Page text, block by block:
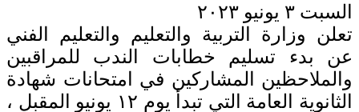
السبت ٣ يونيو ٢٠٢٣
تعلن وزارة التربية والتعليم والتعليم الفني
عن بدء تسليم خطابات الندب للمراقبين
والملاحظين المشاركين في امتحانات شهادة
الثانوية العامة التي تبدأ يوم ١٢ يونيو المقبل ،